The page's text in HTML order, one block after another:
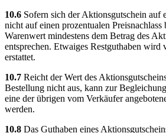
10.6 Sofern sich der Aktionsgutschein auf
nicht auf einen prozentualen Preisnachlass
Warenwert mindestens dem Betrag des
entsprechen. Etwaiges Restguthaben wird
erstattet.
10.7 Reicht der Wert des
Bestellung nicht aus, kann zur
eine der übrigen vom Verkäufer
werden.
10.8 Das Guthaben eines